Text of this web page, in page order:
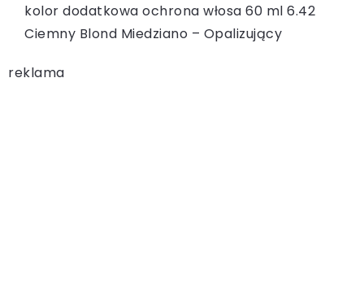
kolor dodatkowa ochrona włosa 60 ml 6.42
Ciemny Blond Miedziano – Opalizujący
reklama